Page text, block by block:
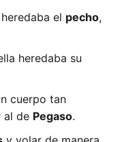
el pecho,
heredaba su
cuerpo tan
al de Pegaso.